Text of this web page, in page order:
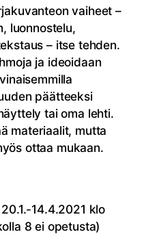
vaiheet –
luonnostelu,
– itse tehden.
ja ideoidaan
päätteeksi
tai oma lehti.
materiaalit, mutta
ottaa mukaan.
14.4.2021 klo
8 ei opetusta)